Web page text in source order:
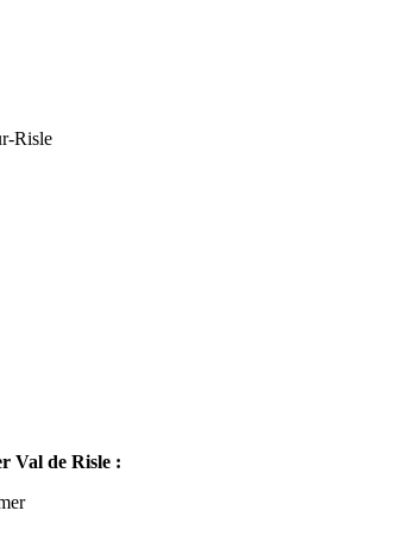
Risle
Val de Risle :